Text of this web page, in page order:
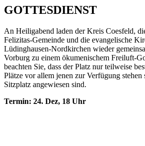
GOTTESDIENST
An Heiligabend laden der Kreis Coesfeld,
Felizitas-Gemeinde und die evangelische
Lüdinghausen-Nordkirchen wieder
Vorburg zu einem ökumenischem Freiluft-
beachten Sie, dass der Platz nur teilweise
Plätze vor allem jenen zur Verfügung stehen
Sitzplatz angewiesen sind.
Termin: 24. Dez, 18 Uhr